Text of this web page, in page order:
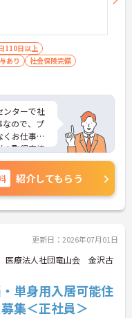
110日以上
あり
社会保険完備
ンターで社
なので、プ
お仕事い
取得実績
も安心です
えします
紹介してもらう
更新日：2026年07月01日
医療法人社団竜山会 金沢古
単身用入居可能住
集＜正社員＞